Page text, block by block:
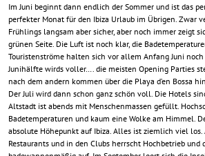
Im Juni beginnt dann endlich der Sommer und ist das
perfekter Monat für den Ibiza Urlaub im Übrigen. Zwar
Frühlings langsam aber sicher, aber noch immer zeigt
grünen Seite. Die Luft ist noch klar, die
Touristenströme halten sich vor allem Anfang Juni
Junihälfte wirds voller…. die meisten Opening Parties
nach dem andern kommen über die Playa d’en Bossa
Der Juli wird dann schon ganz schön voll. Die Hotels
Altstadt ist abends mit Menschenmassen gefüllt.
Badetemperaturen und kaum eine Wolke am Himmel.
absolute Höhepunkt auf Ibiza. Alles ist ziemlich viel los.
Restaurants und in den Clubs herrscht Hochbetrieb und